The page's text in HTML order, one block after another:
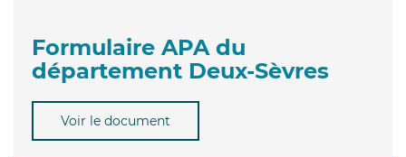
Formulaire APA du
département Deux-Sèvres
Voir le document